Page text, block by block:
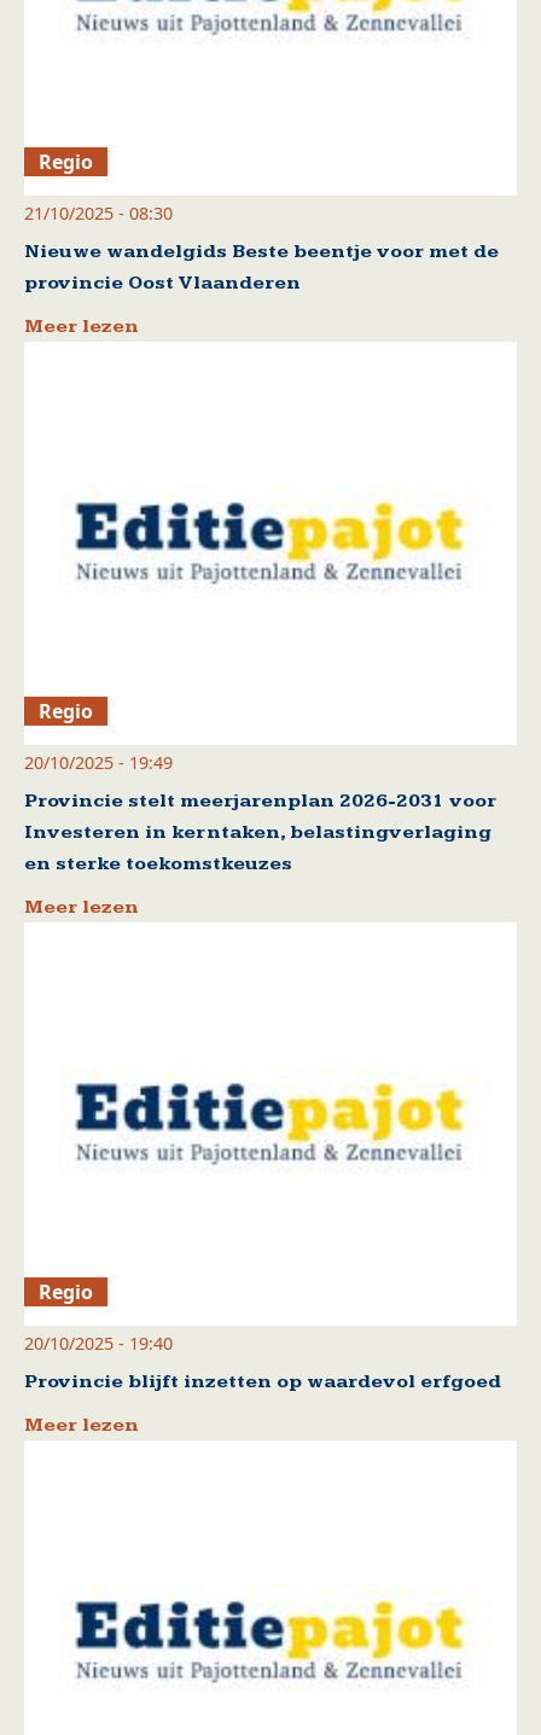
Regio
21/10/2025 - 08:30
Nieuwe wandelgids Beste beentje voor met de
provincie Oost Vlaanderen
Meer lezen
Regio
20/10/2025 - 19:49
Provincie stelt meerjarenplan 2026-2031 voor
Investeren in kerntaken, belastingverlaging
en sterke toekomstkeuzes
Meer lezen
Regio
20/10/2025 - 19:40
Provincie blijft inzetten op waardevol erfgoed
Meer lezen